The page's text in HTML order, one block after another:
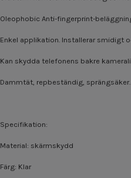
Oleophobic Anti-fingerprint-
Enkel applikation. Installerar smidigt
Kan skydda telefonens bakre
Dammtät, repbeständig, sprängsäker.
Specifikation:
Material: skärmskydd
Färg: Klar